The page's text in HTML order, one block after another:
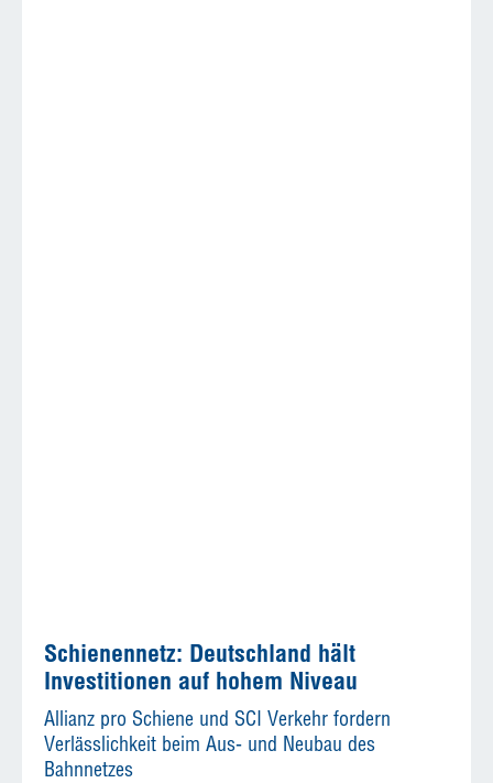
Schienennetz: Deutschland hält
Investitionen auf hohem Niveau
Allianz pro Schiene und SCI Verkehr fordern
Verlässlichkeit beim Aus- und Neubau des
Bahnnetzes